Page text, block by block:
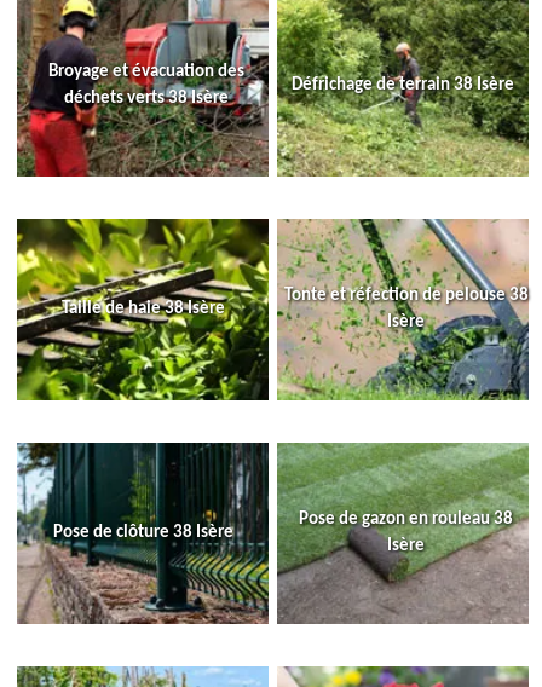
Broyage et évacuation des
déchets verts 38 Isère
Défrichage de terrain 38 Isère
Taille de haie 38 Isère
Tonte et réfection de pelouse 38
Isère
Pose de clôture 38 Isère
Pose de gazon en rouleau 38
Isère